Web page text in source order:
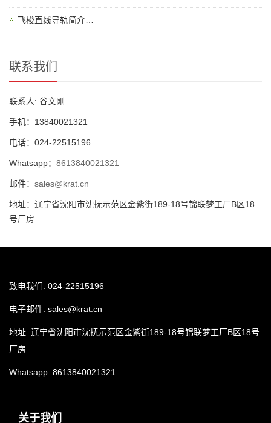
飞梭直线导轨简介…
联系我们
联系人: 谷文刚
手机：13840021321
电话：024-22515196
Whatsapp： 8613840021321
邮件： sales@krat.cn
地址：辽宁省沈阳市沈抚示范区金紫街189-18号锦联梦工厂B区18
号厂房
致电我们: 024-22515196
电子邮件: sales@krat.cn
地址: 辽宁省沈阳市沈抚示范区金紫街189-18号锦联梦工厂B区18号
厂房
Whatsapp: 8613840021321
关于我们